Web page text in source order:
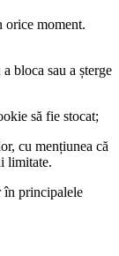
moment.
bloca sau a șterge
să fie stocat;
cu mențiunea că
limitate.
în principalele